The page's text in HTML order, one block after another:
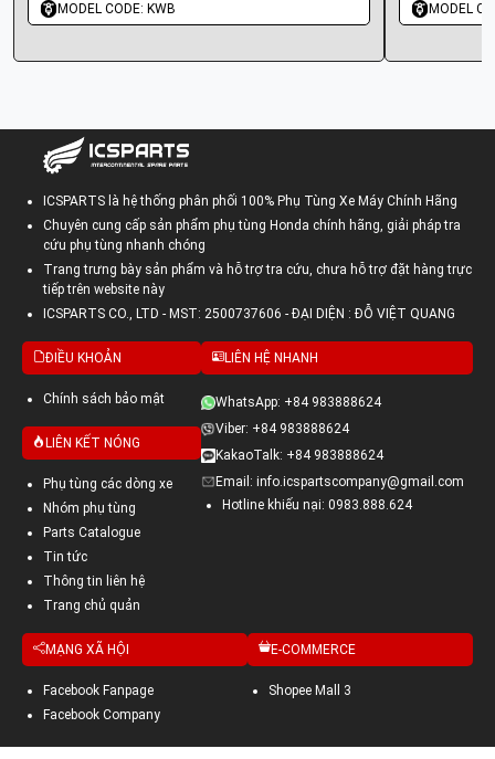
MODEL CODE: KWB
MODEL
ICSPARTS là hệ thống phân phối 100% Phụ Tùng Xe Máy Chính Hãng
Chuyên cung cấp sản phẩm phụ tùng Honda chính hãng, giải pháp tra
cứu phụ tùng nhanh chóng
Trang trưng bày sản phẩm và hỗ trợ tra cứu, chưa hỗ trợ đặt hàng trực
tiếp trên website này
ICSPARTS CO., LTD - MST: 2500737606 - ĐẠI DIỆN : ĐỖ VIỆT QUANG
ĐIỀU KHOẢN
Chính sách bảo mật
LIÊN KẾT NÓNG
Phụ tùng các dòng xe
Nhóm phụ tùng
Parts Catalogue
Tin tức
Thông tin liên hệ
Trang chủ quản
LIÊN HỆ NHANH
WhatsApp: +84 983888624
Viber: +84 983888624
KakaoTalk: +84 983888624
Email: info.icspartscompany@gmail.com
Hotline khiếu nại: 0983.888.624
MẠNG XÃ HỘI
Facebook Fanpage
Facebook Company
E-COMMERCE
Shopee Mall 3